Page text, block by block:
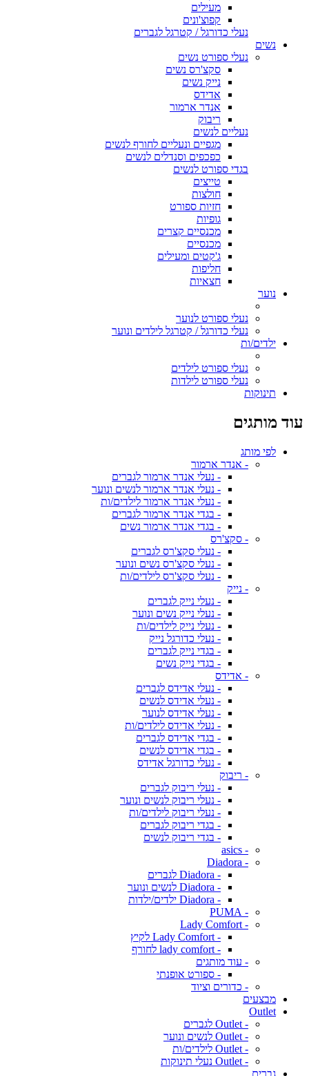
מעילים
קפוצ'ונים
נעלי כדורגל / קטרגל לגברים
נשים
נעלי ספורט נשים
סקצ'רס נשים
נייק נשים
אדידס
אנדר ארמור
ריבוק
נעליים לנשים
מגפיים ונעליים לחורף לנשים
כפכפים וסנדלים לנשים
בגדי ספורט לנשים
טייצים
חולצות
חזיות ספורט
גופיות
מכנסיים קצרים
מכנסיים
ג'קטים ומעילים
חליפות
חצאיות
נוער
נעלי ספורט לנוער
נעלי כדורגל / קטרגל לילדים ונוער
ילדים/ות
נעלי ספורט לילדים
נעלי ספורט לילדות
תינוקות
עוד מותגים
לפי מותג
- אנדר ארמור
- נעלי אנדר ארמור לגברים
- נעלי אנדר ארמור לנשים ונוער
- נעלי אנדר ארמור לילדים/ות
- בגדי אנדר ארמור לגברים
- בגדי אנדר ארמור נשים
- סקצ'רס
- נעלי סקצ'רס לגברים
- נעלי סקצ'רס נשים ונוער
- נעלי סקצ'רס לילדים/ות
- נייק
- נעלי נייק לגברים
- נעלי נייק נשים ונוער
- נעלי נייק לילדים/ות
- נעלי כדורגל נייק
- בגדי נייק לגברים
- בגדי נייק נשים
- אדידס
- נעלי אדידס לגברים
- נעלי אדידס לנשים
- נעלי אדידס לנוער
- נעלי אדידס לילדים/ות
- בגדי אדידס לגברים
- בגדי אדידס לנשים
- נעלי כדורגל אדידס
- ריבוק
- נעלי ריבוק לגברים
- נעלי ריבוק לנשים ונוער
- נעלי ריבוק לילדים/ות
- בגדי ריבוק לגברים
- בגדי ריבוק לנשים
- asics
- Diadora
- Diadora לגברים
- Diadora לנשים ונוער
- Diadora ילדים/ילדות
- PUMA
- Lady Comfort
- Lady Comfort לקיץ
- lady comfort לחורף
- עוד מותגים
- ספורט אופנתי
- כדורים וציוד
מבצעים
Outlet
- Outlet לגברים
- Outlet לנשים ונוער
- Outlet לילדים/ות
- Outlet נעלי תינוקות
גברים